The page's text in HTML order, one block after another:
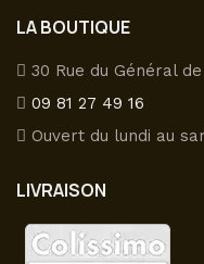
LA BOUTIQUE
30 Rue du Général
09 81 27 49 16
Ouvert du lundi au
LIVRAISON